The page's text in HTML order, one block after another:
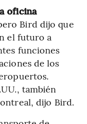
oficina
Bird dijo que
el futuro a
funciones
de los
también
dijo Bird.